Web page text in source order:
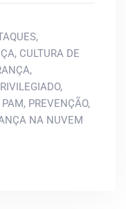
,
, CULTURA DE
,
,
PAM, PREVENÇÃO,
NA NUVEM